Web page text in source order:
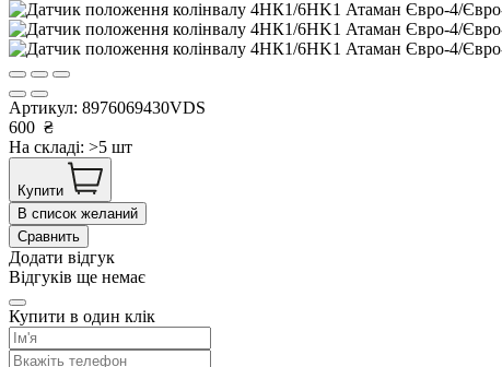
Артикул: 8976069430VDS
600 ₴
На складі: >5 шт
Купити
В список желаний
Сравнить
Додати відгук
Відгуків ще немає
Купити в один клік